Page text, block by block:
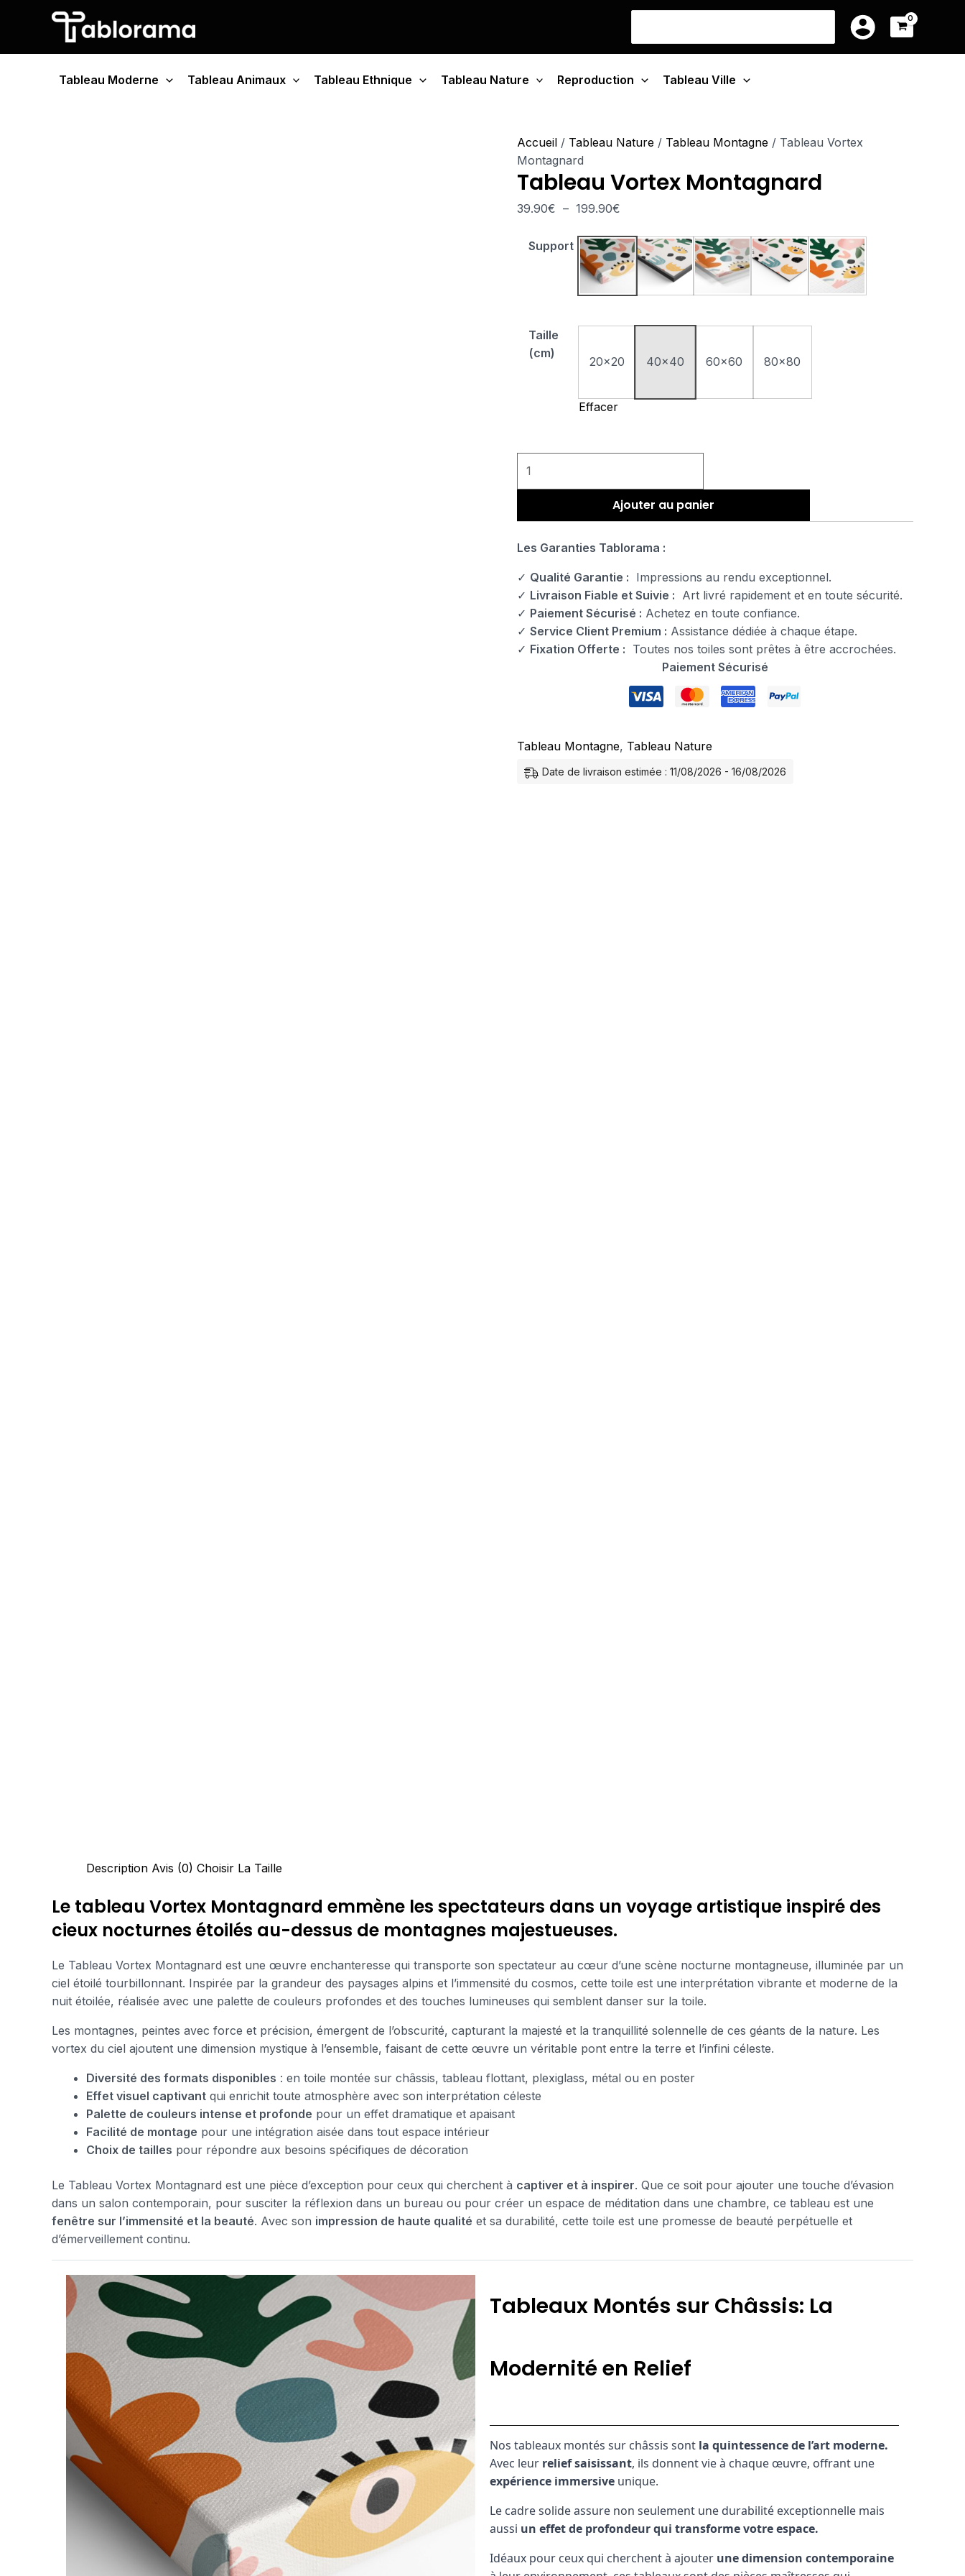
Tableau Moderne Tableau Animaux Tableau Ethnique Tableau Nature Reproduction Tableau Ville
Accueil / Tableau Nature / Tableau Montagne / Tableau Vortex
Montagnard
Tableau Vortex Montagnard
39.90€ – 199.90€
Plage
prix :
à
Support
Tableau Monté Sur Châssis
Tableau Cadre Flottant
Tableau PlexiglasTableau AluminiumPoster sur Papier
Taille
(cm)
20x20 40x40 60x60 80x80
Effacer
Montagnard
Ajouter au panier
Les Garanties Tablorama :
✓ Qualité Garantie : Impressions au rendu exceptionnel.
✓ Livraison Fiable et Suivie : Art livré rapidement et en toute sécurité.
✓ Paiement Sécurisé : Achetez en toute confiance.
✓ Service Client Premium : Assistance dédiée à chaque étape.
✓ Fixation Offerte : Toutes nos toiles sont prêtes à être accrochées.
Paiement Sécurisé
Tableau Montagne, Tableau Nature
Date de livraison estimée : 11/08/2026 - 16/08/2026
Description Avis (0) Choisir La Taille
Le tableau Vortex Montagnard emmène les spectateurs dans un voyage artistique inspiré des
cieux nocturnes étoilés au-dessus de montagnes majestueuses.
Le Tableau Vortex Montagnard est une œuvre enchanteresse qui transporte son spectateur au cœur d’une scène nocturne montagneuse, illuminée par un
ciel étoilé tourbillonnant. Inspirée par la grandeur des paysages alpins et l’immensité du cosmos, cette toile est une interprétation vibrante et moderne de la
nuit étoilée, réalisée avec une palette de couleurs profondes et des touches lumineuses qui semblent danser sur la toile.
Les montagnes, peintes avec force et précision, émergent de l’obscurité, capturant la majesté et la tranquillité solennelle de ces géants de la nature. Les
vortex du ciel ajoutent une dimension mystique à l’ensemble, faisant de cette œuvre un véritable pont entre la terre et l’infini céleste.
Diversité des formats disponibles : en toile montée sur châssis, tableau flottant, plexiglass, métal ou en poster
Effet visuel captivant qui enrichit toute atmosphère avec son interprétation céleste
Palette de couleurs intense et profonde pour un effet dramatique et apaisant
Facilité de montage pour une intégration aisée dans tout espace intérieur
Choix de tailles pour répondre aux besoins spécifiques de décoration
Le Tableau Vortex Montagnard est une pièce d’exception pour ceux qui cherchent à captiver et à inspirer. Que ce soit pour ajouter une touche d’évasion
dans un salon contemporain, pour susciter la réflexion dans un bureau ou pour créer un espace de méditation dans une chambre, ce tableau est une
fenêtre sur l’immensité et la beauté. Avec son impression de haute qualité et sa durabilité, cette toile est une promesse de beauté perpétuelle et
d’émerveillement continu.
Tableaux Montés sur Châssis: La
Modernité en Relief
Nos tableaux montés sur châssis sont la quintessence de l’art moderne.
Avec leur relief saisissant, ils donnent vie à chaque œuvre, offrant une
expérience immersive unique.
Le cadre solide assure non seulement une durabilité exceptionnelle mais
aussi un effet de profondeur qui transforme votre espace.
Idéaux pour ceux qui cherchent à ajouter une dimension contemporaine
39.90€
199.90€